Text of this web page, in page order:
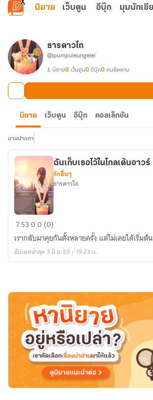
ข้ามไปยังเนื้อหาหลัก
นิยาย เว็บตูน อีบุ๊ก มุมนักเขี
ธารดาวไถ
@ipumpuieungeiei
1 นิยาย0 เว็บตูน0 อีบุ๊ก0 คนติดตาม
นิยาย เว็บตูน อีบุ๊ก คอลเล็กชัน
นามปากกา
ฉัน
เธอ
ไว้
นอาวร์
ฉันเก็บเธอไว้ในโกลเด้นอาวร์
รักอื่นๆ
ธารดาวไถ
75300 (0)
เรากลับมาคุยกันตั้งหลายครั้ง แต่ไม่เคยได้เริ่มต้
อัปเดตล่าสุด 3 มิ.ย. 69 / 19:23 น.